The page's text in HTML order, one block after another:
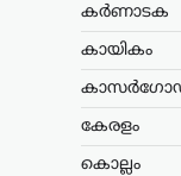
കർണാടക
കായികം
കേരളം
കൊല്ലം